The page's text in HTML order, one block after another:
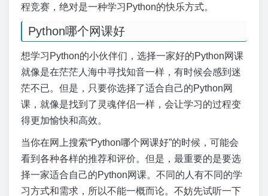
程竞赛，绝对是一种学习Python的快乐方式。
Python哪个网课好
想学习Python的小伙伴们，选择一家好的Python网课
就像是在茫茫人海中寻找知音一样，有时候会感到迷
茫不已。但是，只要你选择了适合自己的Python网
课，就像是找到了灵魂伴侣一样，会让学习的过程变
得更加愉快和高效。
当你在网上搜索“Python哪个网课好”的时候，可能会
看到各种各样的推荐和评价。但是，最重要的是要选
择一家适合自己的Python网课。不同的人有不同的学
习方式和需求，所以不能一概而论。不妨先试听一下